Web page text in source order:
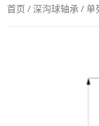
首页 /深沟球轴承/单